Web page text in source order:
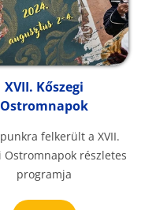
XVII. Kőszegi
Ostromnapok
felkerült a XVII.
Ostromnapok részletes
programja